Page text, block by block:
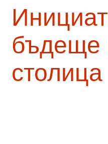
бъдеще
столица